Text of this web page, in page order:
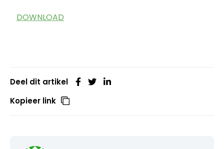
DOWNLOAD
Deel dit artikel
Kopieer link